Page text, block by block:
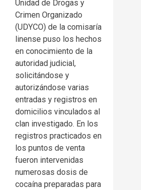
Unidad de Drogas y
Crimen Organizado
(UDYCO) de la comisaría
linense puso los hechos
en conocimiento de la
autoridad judicial,
solicitándose y
autorizándose varias
entradas y registros en
domicilios vinculados al
clan investigado. En los
registros practicados en
los puntos de venta
fueron intervenidas
numerosas dosis de
cocaína preparadas para